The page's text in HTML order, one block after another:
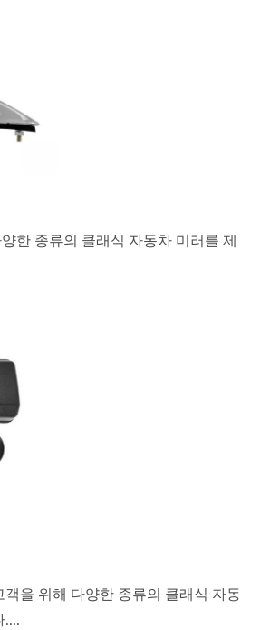
한 종류의 클래식 자동차 미러를 제
객을 위해 다양한 종류의 클래식 자동
....